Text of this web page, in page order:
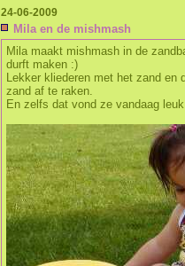
24-06-2009
Mila en de mishmash
Mila maakt mishmash in de
durft maken :)
Lekker kliederen met het zand en
zand af te raken.
En zelfs dat vond ze vandaag